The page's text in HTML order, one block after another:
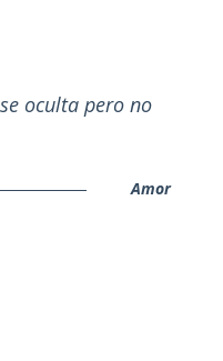
oculta pero no
Amor